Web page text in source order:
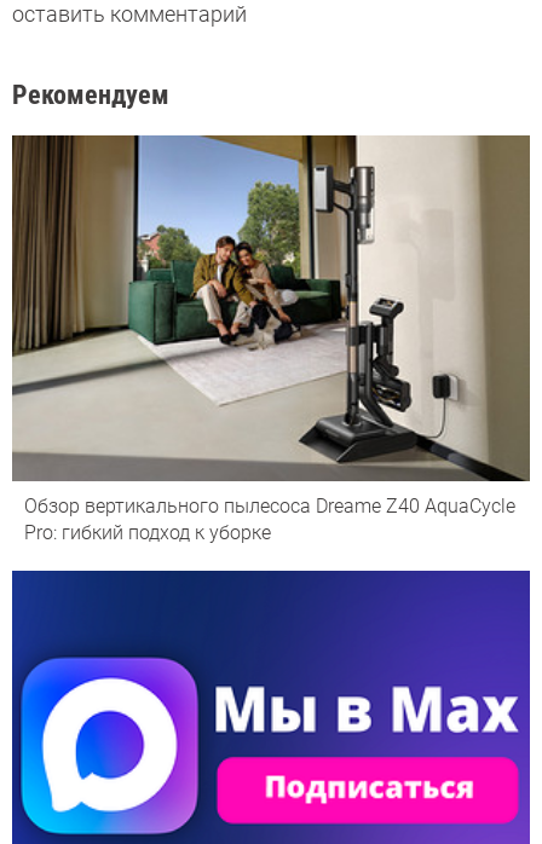
оставить комментарий
Рекомендуем
Обзор вертикального пылесоса Dreame Z40 AquaCycle
Pro: гибкий подход к уборке